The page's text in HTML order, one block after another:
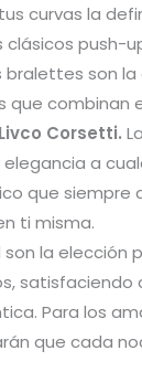
curvas la
push-
son
combinan
Livco Corsetti.
a
que
ti misma.
son la
satisfaciendo
Para los
que cada